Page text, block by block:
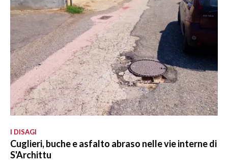
I DISAGI
Cuglieri, buche e asfalto abraso nelle vie interne di
S'Archittu